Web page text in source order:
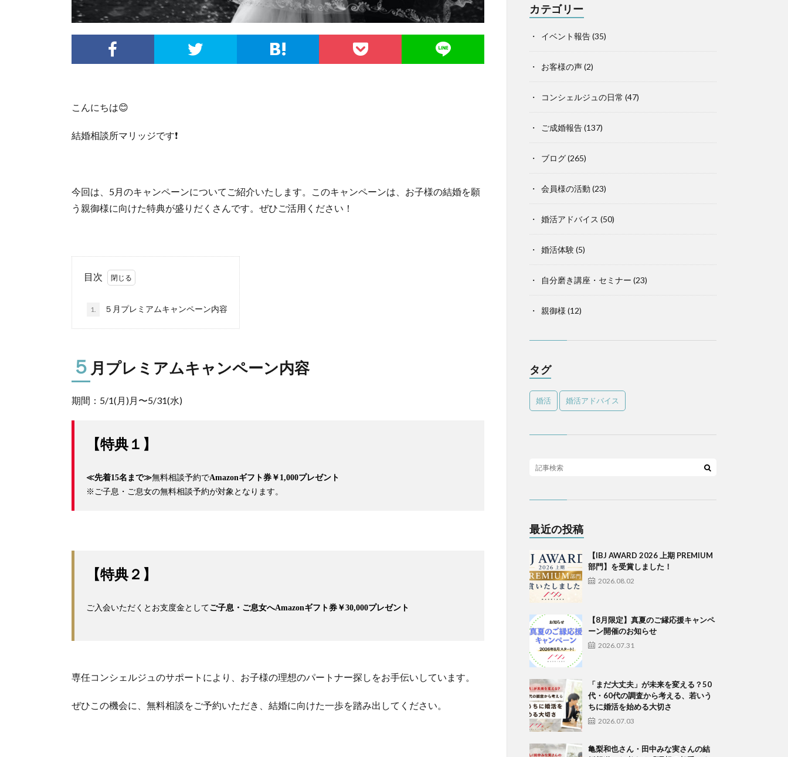
こんにちは😊
結婚相談所マリッジです❗
今回は、5月のキャンペーンについてご紹介いたします。このキャンペーンは、お子様の結婚を願
う親御様に向けた特典が盛りだくさんです。ぜひご活用ください！
目次
1. ５月プレミアムキャンペーン内容
５ 月プレミアムキャンペーン内容
期間：5/1(月)月〜5/31(水)
【特典１】
≪先着15名まで≫無料相談予約でAmazonギフト券￥1,000プレゼント
【特典２】
ご入会いただくとお支度金としてご子息・ご息女へAmazonギフト券￥30,000プレゼント
専任コンシェルジュのサポートにより、お子様の理想のパートナー探しをお手伝いしています。
ぜひこの機会に、無料相談をご予約いただき、結婚に向けた一歩を踏み出してください。
カテゴリー
イベント報告(35)
お客様の声(2)
コンシェルジュの日常 (47)
ご成婚報告(137)
ブログ(265)
会員様の活動 (23)
婚活アドバイス (50)
婚活体験(5)
自分磨き講座・セミナー (23)
親御様 (12)
タグ
婚活 婚活アドバイス
最近の投稿
【IBJ AWARD 2026 上期 PREMIUM
部門】を受賞しました！
2026.08.02
【8月限定】真夏のご縁応援キャンペ
ーン開催のお知らせ
2026.07.31
「まだ大丈夫」が未来を変える？50
代・60代の調査から考える、若いう
ちに婚活を始める大切さ
2026.07.03
亀梨和也さん・田中みな実さんの結